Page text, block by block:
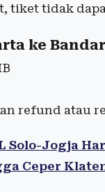
tiket tidak
ke
refund atau
Solo-Jogja
Ceper